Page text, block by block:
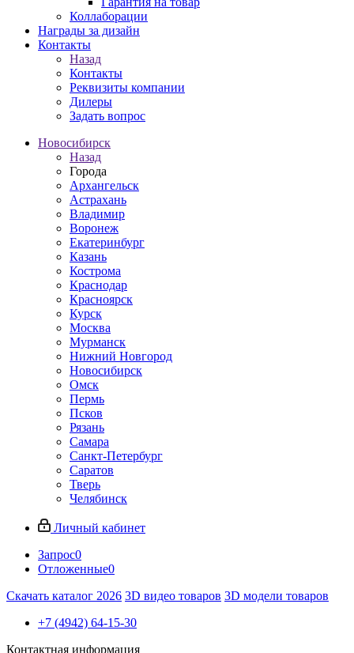
Коллаборации
Награды за дизайн
Контакты
Назад
Контакты
Реквизиты компании
Дилеры
Задать вопрос
Новосибирск
Назад
Города
Архангельск
Астрахань
Владимир
Воронеж
Екатеринбург
Казань
Кострома
Краснодар
Красноярск
Курск
Москва
Мурманск
Нижний Новгород
Новосибирск
Омск
Пермь
Псков
Рязань
Самара
Санкт-Петербург
Саратов
Тверь
Челябинск
Личный кабинет
Запрос0
Отложенные0
Скачать каталог 2026 3D видео товаров 3D модели товаров
+7 (4942) 64-15-30
Контактная информация